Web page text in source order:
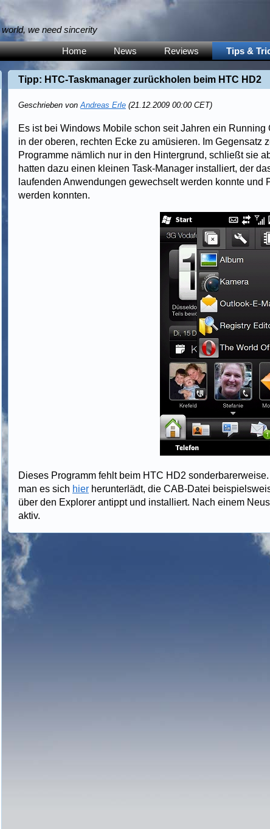
we need sincerity
Home News Reviews Tips &
Tipp: HTC-Taskmanager zurückholen beim HTC HD2
Geschrieben vonAndreas Erle (21.12.2009 00:00 CET)
Es ist bei Windows Mobile schon seit Jahren ein Running
in der oberen, rechten Ecke zu amüsieren. Im Gegensatz
Programme nämlich nur in den Hintergrund, schließt sie
hatten dazu einen kleinen Task-Manager installiert, der
laufenden Anwendungen gewechselt werden konnte und
werden konnten.
Dieses Programm fehlt beim HTC HD2
man es sich hier herunterlädt, die CAB-Datei
über den Explorer antippt und installiert. Nach einem
aktiv.